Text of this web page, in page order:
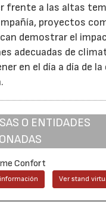
frente a las altas
proyectos
demostrar el
adecuadas de
en el día a día de
O ENTIDADES
Confort
Ver stand